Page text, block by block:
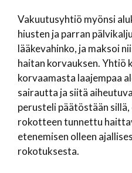
Vakuutusyhtiö myönsi
hiusten ja parran
lääkevahinko, ja maksoi
haitan korvauksen.
korvaamasta laajempaa
sairautta ja siitä
perusteli päätöstään
rokotteen tunnettu
etenemisen olleen
rokotuksesta.